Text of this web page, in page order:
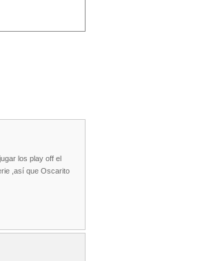
los play off el
,así que Oscarito